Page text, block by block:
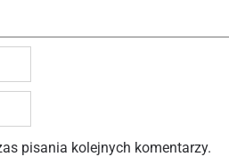
pisania kolejnych komentarzy.